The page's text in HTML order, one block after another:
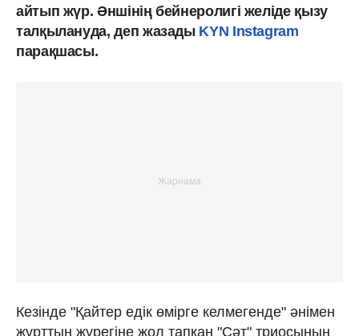
айтып жүр. Әншінің бейнеролигі желіде қызу
талқылануда, деп жазады KYN Instagram
парақшасы.
Кезінде "Қайтер едік өмірге келмегенде" әнімен
жұрттың жүрегіне жол тапқан "Сәт" триосының